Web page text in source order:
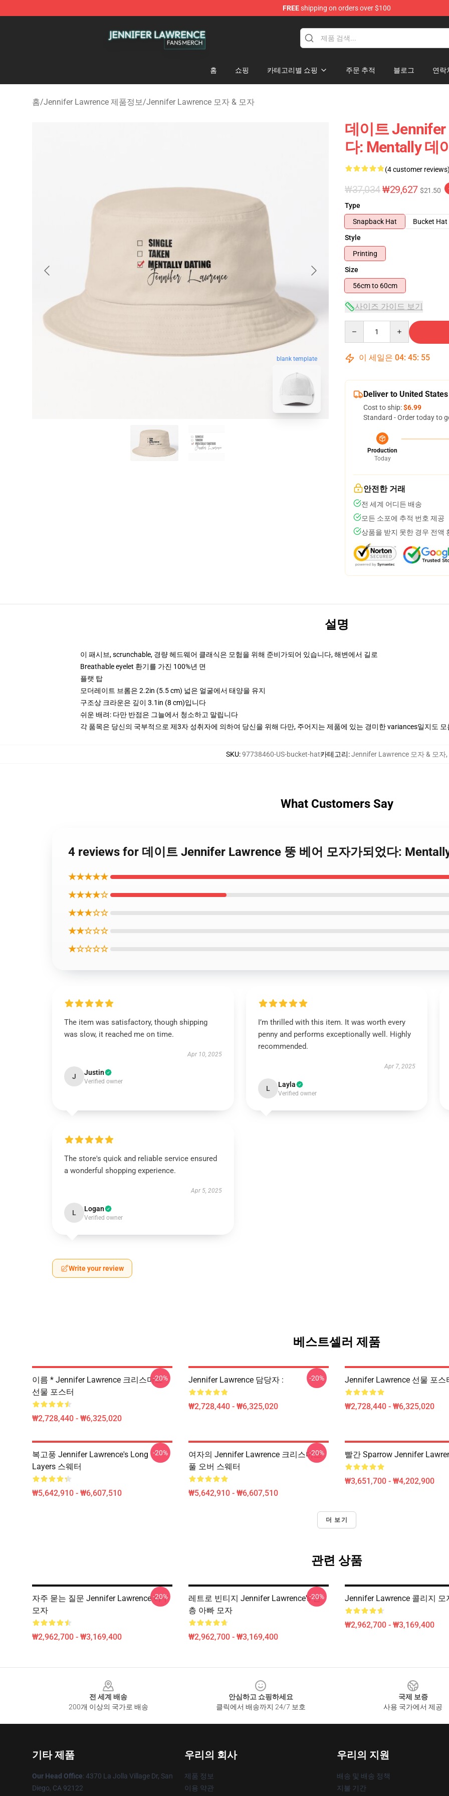
FREEshipping on orders over $100
홈 쇼핑 카테고리별 쇼핑 주문 추적 블로그 연락
홈/Jennifer Lawrence 제품정보/Jennifer Lawrence 모자 & 모자
blank template
데이트 Jennifer
다: Mentally 데
(4 customer reviews)
₩37,034₩29,627 $21.50
Type
Snapback Hat
Bucket Hat
Style
Printing
Size
56cm to 60cm
사이즈 가이드 보기
이 세일은 04: 45: 54
Deliver to United States
Cost to ship:$6.99
Standard - Order today to
Production
Today
안전한 거래
전 세계 어디든 배송
모든 소포에 추적 번호 제공
상품을 받지 못한 경우 전액
설명
이 패시브, scrunchable, 경량 헤드웨어 클래식은 모험을 위해 준비가되어 있습니다, 해변에서 길로
Breathable eyelet 환기를 가진 100%년 면
플랫 탑
모더레이트 브롬은 2.2in (5.5 cm) 넓은 얼굴에서 태양을 유지
구조상 크라운은 깊이 3.1in (8 cm)입니다
쉬운 배려: 다만 반점은 그늘에서 청소하고 말립니다
각 품목은 당신의 국부적으로 제3자 성취자에 의하여 당신을 위해 다만, 주어지는 제품에 있는 경미한 variances일지도
SKU:97738460-US-bucket-hat카테고리:Jennifer Lawrence 모자 & 모자,
What Customers Say
4 reviews for 데이트 Jennifer Lawrence 뚱 베어 모자가되었다:
★★★★★
★★★★☆
★★★☆☆
★★☆☆☆
★☆☆☆☆
The item was satisfactory, though shipping
was slow, it reached me on time.
Apr 10, 2025
J Justin
Verified owner
I’m thrilled with this item. It was worth every
penny and performs exceptionally well. Highly
recommended.
Apr 7, 2025
L Layla
Verified owner
The store's quick and reliable service ensured
a wonderful shopping experience.
Apr 5, 2025
L Logan
Verified owner
Write your review
베스트셀러 제품
이름 * Jennifer Lawrence 크리스마스
선물 포스터
₩2,728,440 - ₩6,325,020
-20% Jennifer Lawrence 담당자 :
₩2,728,440 - ₩6,325,020
-20% Jennifer Lawrence 선물 포스
₩2,728,440 - ₩6,325,020
복고풍 Jennifer Lawrence's Long
Layers 스웨터
₩5,642,910 - ₩6,607,510
-20%
여자의 Jennifer Lawrence 크리스마스
풀 오버 스웨터
₩5,642,910 - ₩6,607,510
-20% 빨간 Sparrow Jennifer
₩3,651,700 - ₩4,202,900
더 보기
관련 상품
자주 묻는 질문 Jennifer Lawrence 야구
모자
₩2,962,700 - ₩3,169,400
-20%
레트로 빈티지 Jennifer Lawrence's 긴
층 아빠 모자
₩2,962,700 - ₩3,169,400
-20% Jennifer Lawrence 콜리지 모
₩2,962,700 - ₩3,169,400
전 세계 배송
200개 이상의 국가로 배송
안심하고 쇼핑하세요
클릭에서 배송까지 24/7 보호
국제 보증
사용 국가에서 제공
기타 제품
Our Head Office: 4370 La Jolla Village Dr, San
Diego, CA 92122
우리의 회사
제품 정보
이용 약관
우리의 지원
배송 및 배송 정책
지불 기간